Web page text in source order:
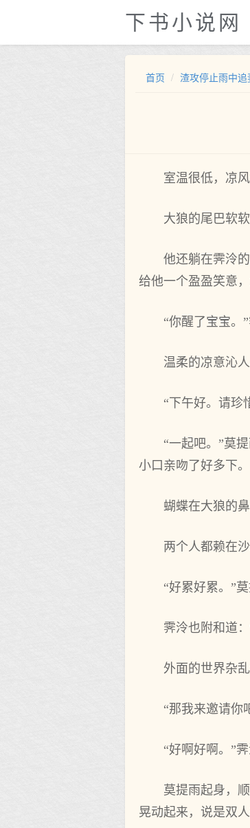
下书小说网
首页 渣攻停止雨中追
室温很低，凉风
大狼的尾巴软
他还躺在霁泠
给他一个盈盈笑意
“你醒了宝宝。
温柔的凉意沁
“下午好。请珍
“一起吧。”莫
小口亲吻了好多下。
蝴蝶在大狼的鼻
两个人都赖在
“好累好累。”莫
霁泠也附和道
外面的世界杂
“那我来邀请你
“好啊好啊。”霁
莫提雨起身，
晃动起来，说是双